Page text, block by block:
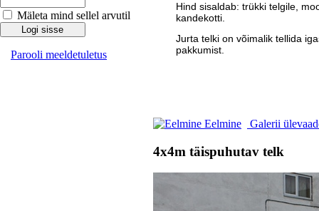
Mäleta mind sellel arvutil
Parooli meeldetuletus
Hind sisaldab: trükki telgile,
kandekotti.
Jurta telki on võimalik tellida
pakkumist.
Eelmine Galerii
4x4m täispuhutav telk